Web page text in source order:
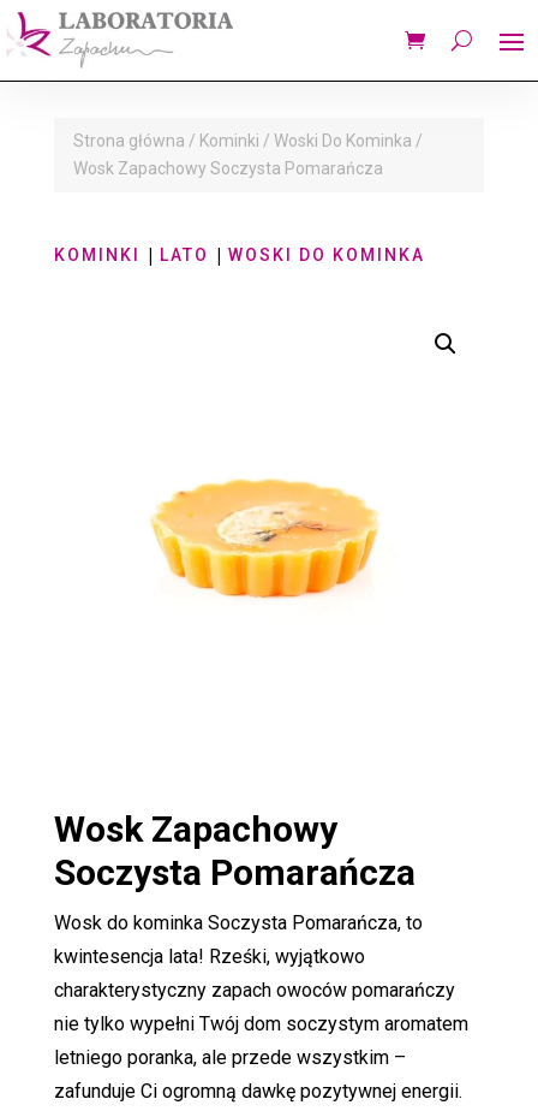
Strona główna / Kominki / Woski Do Kominka /
Wosk Zapachowy Soczysta Pomarańcza
KOMINKI | LATO | WOSKI DO KOMINKA
Wosk Zapachowy
Soczysta Pomarańcza
Wosk do kominka Soczysta Pomarańcza, to
kwintesencja lata! Rześki, wyjątkowo
charakterystyczny zapach owoców pomarańczy
nie tylko wypełni Twój dom soczystym aromatem
letniego poranka, ale przede wszystkim –
zafunduje Ci ogromną dawkę pozytywnej energii.